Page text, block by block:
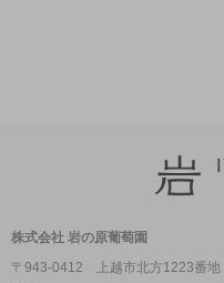
株式会社 岩の原葡萄園
〒943-0412 上越市北方1223番